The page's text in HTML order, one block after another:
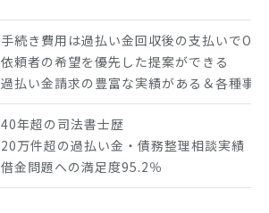
手続き費用は過払い金回収後の支払いでOK
依頼者の希望を優先した提案ができる
過払い金請求の豊富な実績がある＆各種事
40年超の司法書士歴
20万件超の過払い金・債務整理相談実績
借金問題への満足度95.2％